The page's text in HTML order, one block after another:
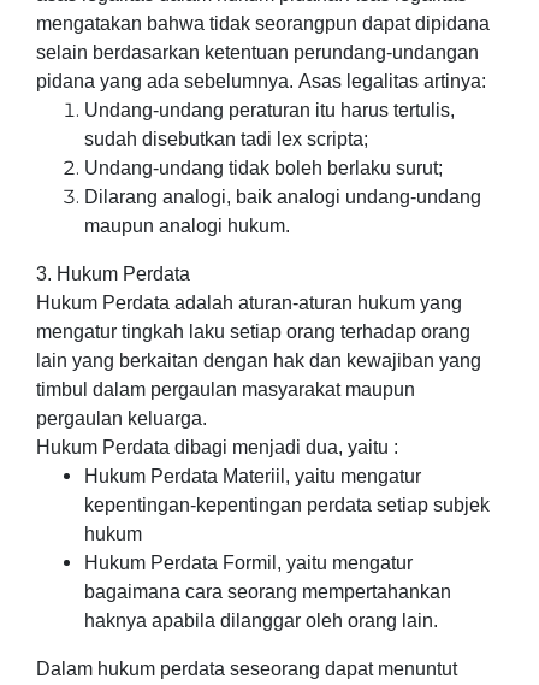
mengatakan bahwa tidak seorangpun dapat dipidana
selain berdasarkan ketentuan perundang-undangan
pidana yang ada sebelumnya. Asas legalitas artinya:
Undang-undang peraturan itu harus tertulis,
sudah disebutkan tadi lex scripta;
Undang-undang tidak boleh berlaku surut;
Dilarang analogi, baik analogi undang-undang
maupun analogi hukum.
3. Hukum Perdata
Hukum Perdata adalah aturan-aturan hukum yang
mengatur tingkah laku setiap orang terhadap orang
lain yang berkaitan dengan hak dan kewajiban yang
timbul dalam pergaulan masyarakat maupun
pergaulan keluarga.
Hukum Perdata dibagi menjadi dua, yaitu :
Hukum Perdata Materiil, yaitu mengatur
kepentingan-kepentingan perdata setiap subjek
hukum
Hukum Perdata Formil, yaitu mengatur
bagaimana cara seorang mempertahankan
haknya apabila dilanggar oleh orang lain.
Dalam hukum perdata seseorang dapat menuntut